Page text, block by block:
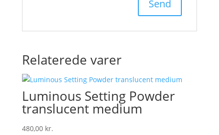
Relaterede varer
Luminous Setting Powder
translucent medium
480,00 kr.